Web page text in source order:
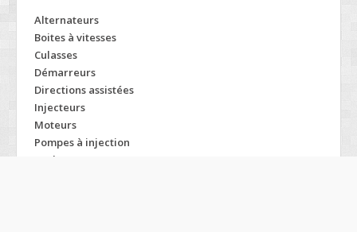
Alternateurs
Boites à vitesses
Culasses
Démarreurs
Directions assistées
Injecteurs
Moteurs
Pompes à injection
Turbos